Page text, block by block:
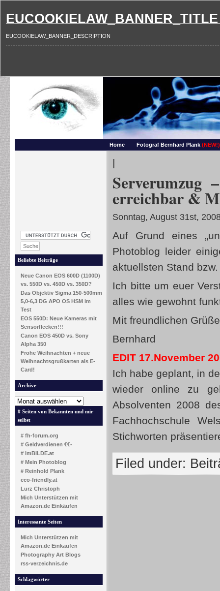
EUCOOKIELAW_BANNER_TITLE
EUCOOKIELAW_BANNER_DESCRIPTION
Home Fotograf Bernhard Plank (NEW!)
Beliebte Beiträge
Neue Canon EOS 600D (1100D)
vs. 550D vs. 450D vs. 350D?
Das Objektiv Sigma 150-500mm
5,0-6,3 DG APO OS HSM im
Test
EOS 550D: Neue Kameras mit
Sensorflecken!!!
Canon EOS 450D vs. Sony
Alpha 350
Frohe Weihnachten + neue
Weihnachtsgrußkarten als E-
Card!
Archive
# Seiten von Bekannten und mir
selbst
# fh-forum.org
# Geldverdienen €€-
# imBILDE.at
# Mein Photoblog
# Reinhold Plank
eco-friendly.at
Lurz Christoph
Mich Unterstützen mit
Amazon.de Einkäufen
Interessante Seiten
Mich Unterstützen mit
Amazon.de Einkäufen
Photography Art Blogs
rss-verzeichnis.de
Schlagwörter
|
Serverumzug
erreichbar &
Sonntag, August 31st,
Auf Grund eines
Photoblog leider
aktuellsten Stand
Ich bitte um euer
alles wie gewohnt
Mit freundlichen
Bernhard
EDIT 17.November
Ich habe geplant, in
wieder online zu
Absolventen 2008
Fachhochschule
Stichworten
Filed under: